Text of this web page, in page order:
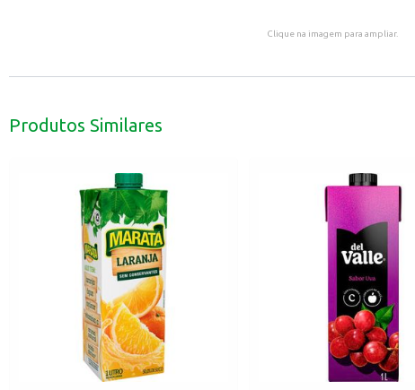
Clique na imagem para ampliar.
Produtos Similares